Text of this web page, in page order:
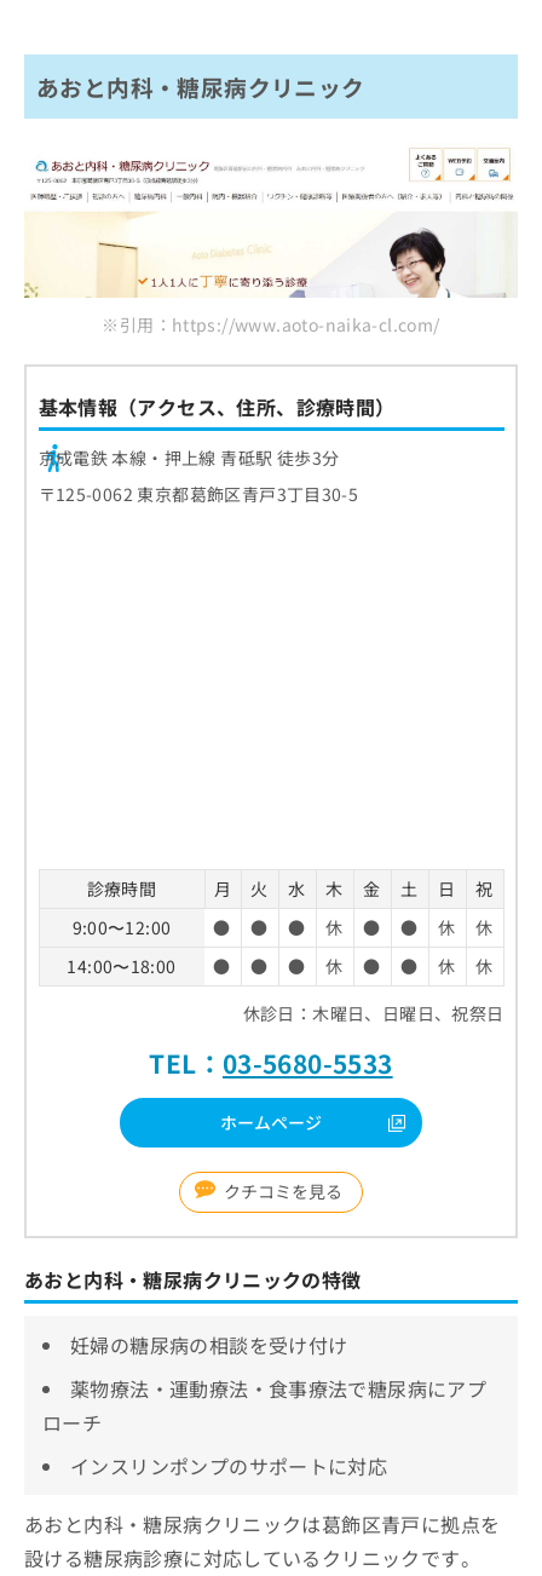
あおと内科・糖尿病クリニック
※引用：https://www.aoto-naika-cl.com/
基本情報（アクセス、住所、診療時間）
京成電鉄 本線・押上線 青砥駅 徒歩3分
〒125-0062 東京都葛飾区青戸3丁目30-5
診療時間 月 火 水 木 金 土 日
祝
9:00〜12:00
● ● ● 休 ● ● 休
休
14:00〜18:00
● ● ● 休 ● ● 休
休
休診日：木曜日、日曜日、祝祭日
TEL： 03-5680-5533
ホームページ
クチコミを見る
あおと内科・糖尿病クリニックの特徴
妊婦の糖尿病の相談を受け付け
薬物療法・運動療法・食事療法で糖尿病にアプ
ローチ
インスリンポンプのサポートに対応
あおと内科・糖尿病クリニックは葛飾区青戸に拠点を
設ける糖尿病診療に対応しているクリニックです。